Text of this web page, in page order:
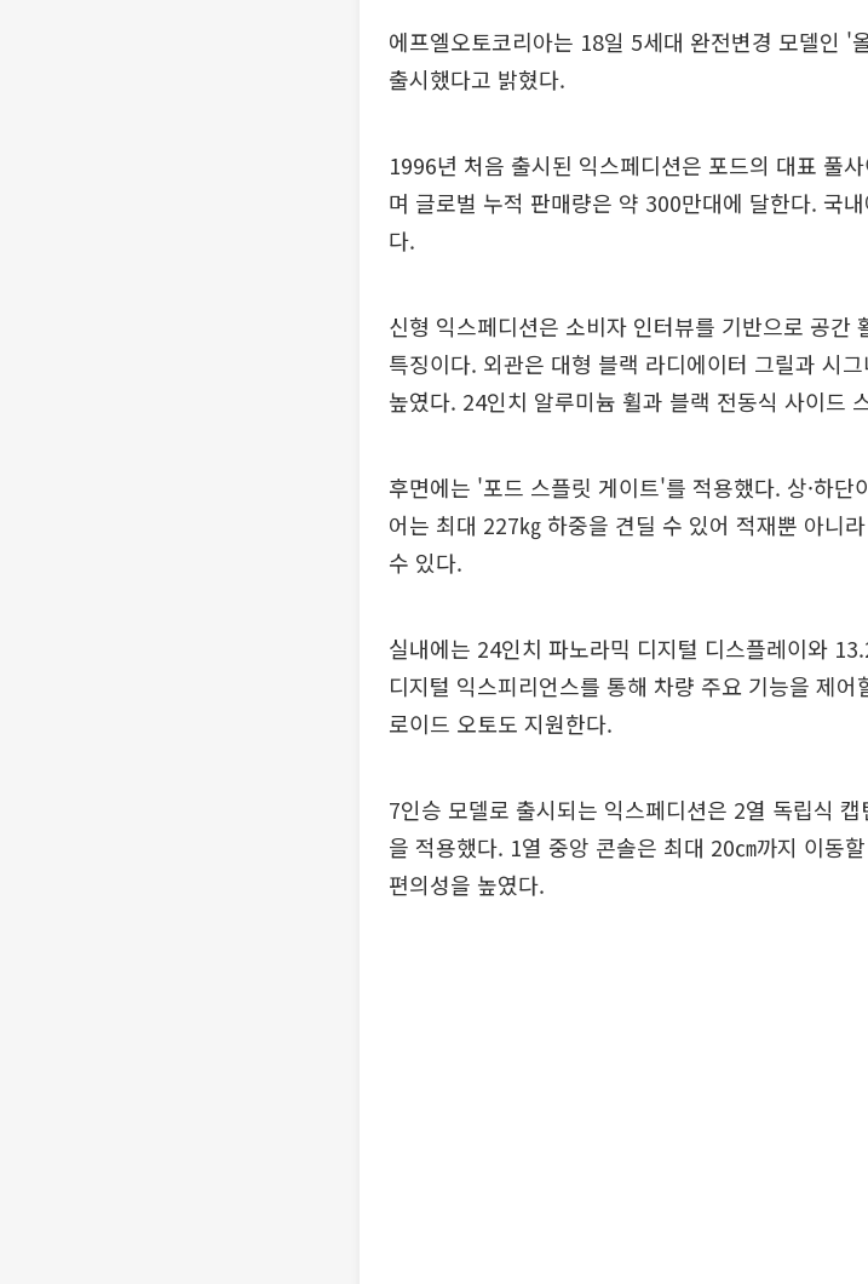
에프엘오토코리아는 18일 5세대 완전변경 모델인 '
출시했다고 밝혔다.
1996년 처음 출시된 익스페디션은 포드의 대표 풀
며 글로벌 누적 판매량은 약 300만대에 달한다. 국
다.
신형 익스페디션은 소비자 인터뷰를 기반으로 공간
특징이다. 외관은 대형 블랙 라디에이터 그릴과 시
높였다. 24인치 알루미늄 휠과 블랙 전동식 사이드
후면에는 '포드 스플릿 게이트'를 적용했다. 상·하
어는 최대 227㎏ 하중을 견딜 수 있어 적재뿐 아니
수 있다.
실내에는 24인치 파노라믹 디지털 디스플레이와
디지털 익스피리언스를 통해 차량 주요 기능을 제
로이드 오토도 지원한다.
7인승 모델로 출시되는 익스페디션은 2열 독립식
을 적용했다. 1열 중앙 콘솔은 최대 20㎝까지 이동
편의성을 높였다.